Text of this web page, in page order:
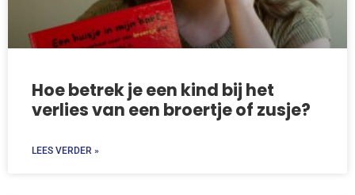
Hoe betrek je een kind bij het
verlies van een broertje of zusje?
LEES VERDER »